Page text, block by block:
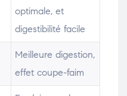
optimale, et
digestibilité facile
Meilleure digestion,
effet coupe-faim